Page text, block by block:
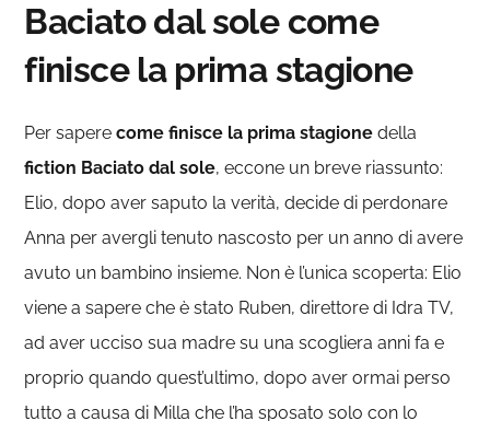
Baciato dal sole come
finisce la prima stagione
Per saperecome finisce la prima stagione della
fiction Baciato dal sole, eccone un breve riassunto:
Elio, dopo aver saputo la verità, decide di perdonare
Anna per avergli tenuto nascosto per un anno di avere
avuto un bambino insieme. Non è l’unica scoperta: Elio
viene a sapere che è stato Ruben, direttore di Idra TV,
ad aver ucciso sua madre su una scogliera anni fa e
proprio quando quest’ultimo, dopo aver ormai perso
tutto a causa di Milla che l’ha sposato solo con lo